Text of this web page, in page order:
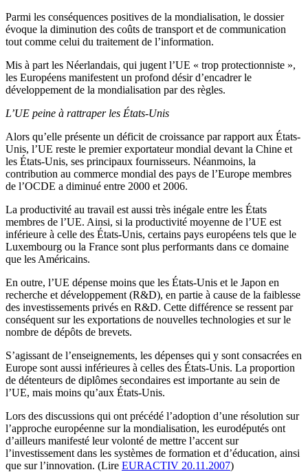
Parmi les conséquences positives de la mondialisation, le dossier
évoque la diminution des coûts de transport et de communication
tout comme celui du traitement de l’information.
Mis à part les Néerlandais, qui jugent l’UE « trop protectionniste »,
les Européens manifestent un profond désir d’encadrer le
développement de la mondialisation par des règles.
L’UE peine à rattraper les États-Unis
Alors qu’elle présente un déficit de croissance par rapport aux États-
Unis, l’UE reste le premier exportateur mondial devant la Chine et
les États-Unis, ses principaux fournisseurs. Néanmoins, la
contribution au commerce mondial des pays de l’Europe membres
de l’OCDE a diminué entre 2000 et 2006.
La productivité au travail est aussi très inégale entre les États
membres de l’UE. Ainsi, si la productivité moyenne de l’UE est
inférieure à celle des États-Unis, certains pays européens tels que le
Luxembourg ou la France sont plus performants dans ce domaine
que les Américains.
En outre, l’UE dépense moins que les États-Unis et le Japon en
recherche et développement (R&D), en partie à cause de la faiblesse
des investissements privés en R&D. Cette différence se ressent par
conséquent sur les exportations de nouvelles technologies et sur le
nombre de dépôts de brevets.
S’agissant de l’enseignements, les dépenses qui y sont consacrées en
Europe sont aussi inférieures à celles des États-Unis. La proportion
de détenteurs de diplômes secondaires est importante au sein de
l’UE, mais moins qu’aux États-Unis.
Lors des discussions qui ont précédé l’adoption d’une résolution sur
l’approche européenne sur la mondialisation, les eurodéputés ont
d’ailleurs manifesté leur volonté de mettre l’accent sur
l’investissement dans les systèmes de formation et d’éducation, ainsi
que sur l’innovation. (Lire EURACTIV 20.11.2007)